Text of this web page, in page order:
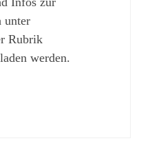
unter
Rubrik
werden.